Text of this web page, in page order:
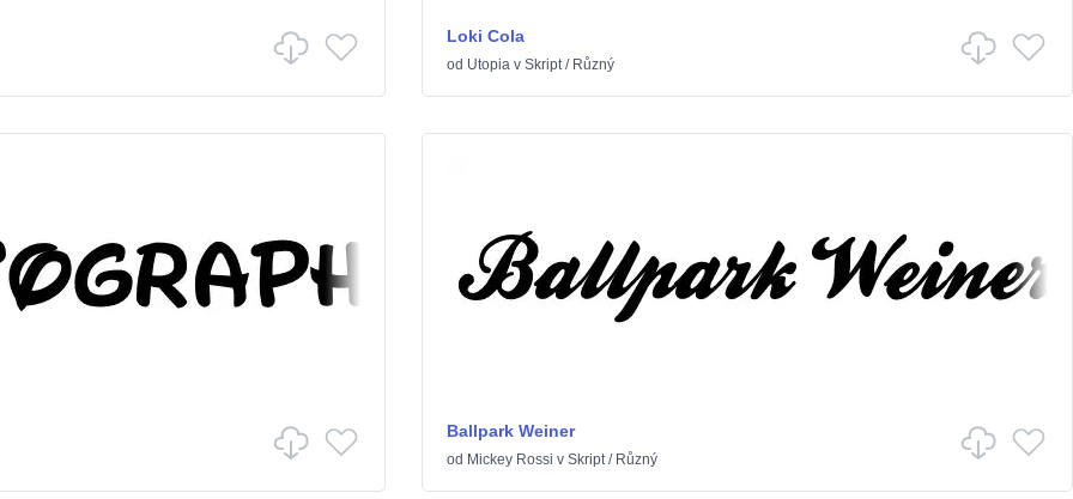
Loki Cola
od Utopiav Skript/ Různý
Ballpark Weiner
od Mickey Rossi v Skript/ Různý